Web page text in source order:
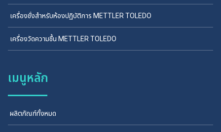
เครื่องชั่งสำหรับห้องปฏิบัติการ METTLER TOLEDO
เครื่องวัดความชื้น METTLER TOLEDO
เมนูหลัก
ผลิตภัณฑ์ทั้งหมด